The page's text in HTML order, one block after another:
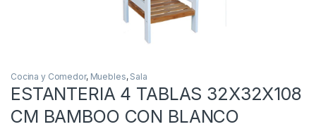
Cocina y Comedor, Muebles, Sala
ESTANTERIA 4 TABLAS 32X32X108
CM BAMBOO CON BLANCO